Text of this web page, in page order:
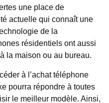
une place de
actuelle qui connaît une
de la
résidentiels ont aussi
la maison ou au bureau.
à l’achat téléphone
pourra répondre à toutes
le meilleur modèle. Ainsi,